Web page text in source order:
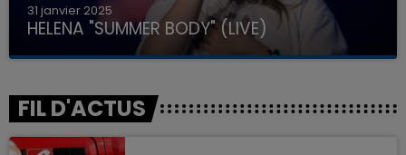
31 janvier 2025
HELENA "SUMMER BODY" (LIVE)
FIL D'ACTUS